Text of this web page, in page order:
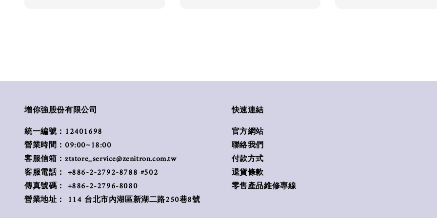
增你強股份有限公司
統一編號：12401698
營業時間：09:00~18:00
客服信箱：ztstore_service@zenitron.com.tw
客服電話： +886-2-2792-8788 #502
傳真號碼： +886-2-2796-8080
營業地址： 114 台北市內湖區新湖二路250巷8號
快速連結
官方網站
聯絡我們
付款方式
退貨條款
零售產品維修專線